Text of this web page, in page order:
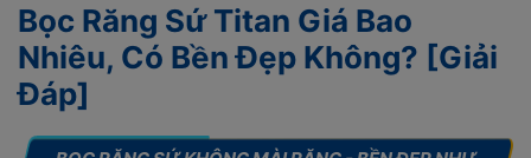
Bọc Răng Sứ Titan Giá Bao
Nhiêu, Có Bền Đẹp Không? [Giải
Đáp]